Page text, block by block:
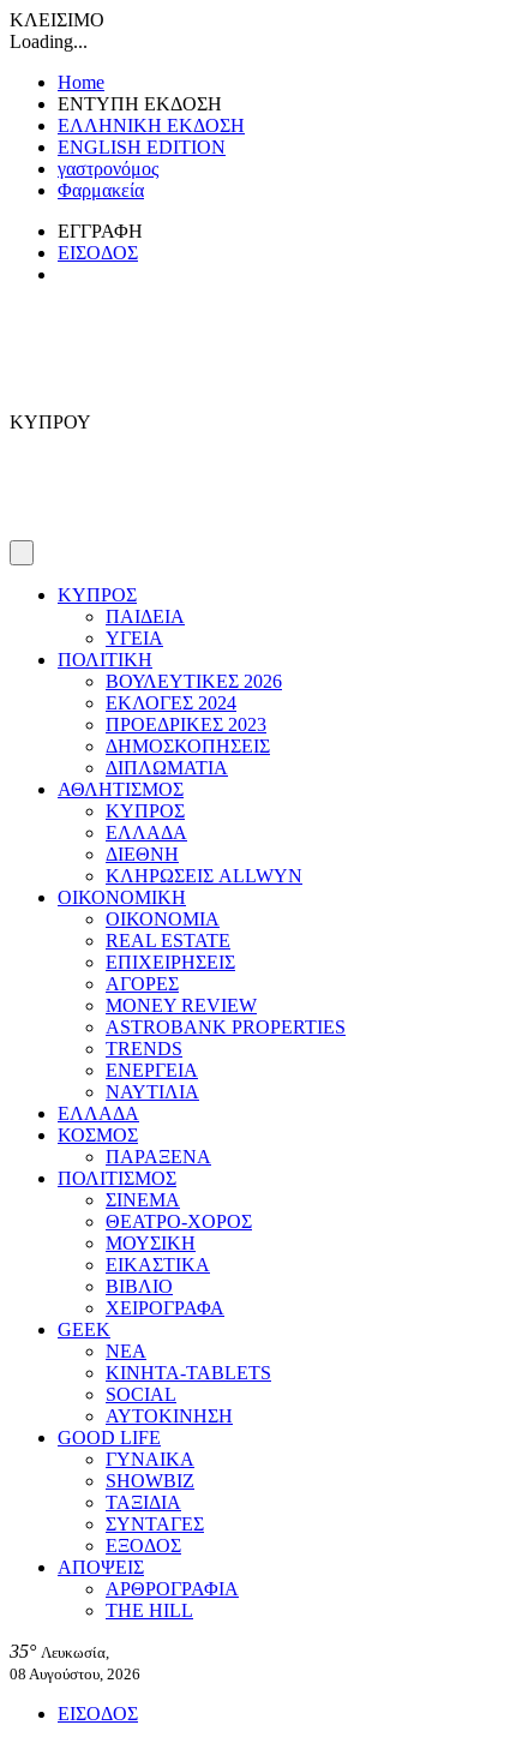
ΚΛΕΙΣΙΜΟ
Loading...
Home
ΕΝΤΥΠΗ ΕΚΔΟΣΗ
ΕΛΛΗΝΙΚΗ ΕΚΔΟΣΗ
ENGLISH EDITION
γαστρονόμος
Φαρμακεία
ΕΓΓΡΑΦΗ
ΕΙΣΟΔΟΣ
ΚΥΠΡΟΥ
ΚΥΠΡΟΣ
ΠΑΙΔΕΙΑ
ΥΓΕΙΑ
ΠΟΛΙΤΙΚΗ
ΒΟΥΛΕΥΤΙΚΕΣ 2026
ΕΚΛΟΓΕΣ 2024
ΠΡΟΕΔΡΙΚΕΣ 2023
ΔΗΜΟΣΚΟΠΗΣΕΙΣ
ΔΙΠΛΩΜΑΤΙΑ
ΑΘΛΗΤΙΣΜΟΣ
ΚΥΠΡΟΣ
ΕΛΛΑΔΑ
ΔΙΕΘΝΗ
ΚΛΗΡΩΣΕΙΣ ALLWYN
ΟΙΚΟΝΟΜΙΚΗ
ΟΙΚΟΝΟΜΙΑ
REAL ESTATE
ΕΠΙΧΕΙΡΗΣΕΙΣ
ΑΓΟΡΕΣ
MONEY REVIEW
ASTROBANK PROPERTIES
TRENDS
ΕΝΕΡΓΕΙΑ
ΝΑΥΤΙΛΙΑ
ΕΛΛΑΔΑ
ΚΟΣΜΟΣ
ΠΑΡΑΞΕΝΑ
ΠΟΛΙΤΙΣΜΟΣ
ΣΙΝΕΜΑ
ΘΕΑΤΡΟ-ΧΟΡΟΣ
ΜΟΥΣΙΚΗ
ΕΙΚΑΣΤΙΚΑ
ΒΙΒΛΙΟ
ΧΕΙΡΟΓΡΑΦΑ
GEEK
ΝΕΑ
ΚΙΝΗΤΑ-TABLETS
SOCIAL
ΑΥΤΟΚΙΝΗΣΗ
GOOD LIFE
ΓΥΝΑΙΚΑ
SHOWBIZ
ΤΑΞΙΔΙΑ
ΣΥΝΤΑΓΕΣ
ΕΞΟΔΟΣ
ΑΠΟΨΕΙΣ
ΑΡΘΡΟΓΡΑΦΙΑ
THE HILL
35° Λευκωσία,
08 Αυγούστου, 2026
ΕΙΣΟΔΟΣ